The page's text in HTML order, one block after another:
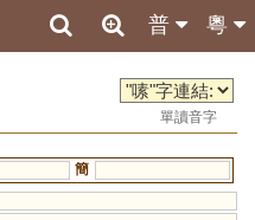
粵
普
單讀音字
簡